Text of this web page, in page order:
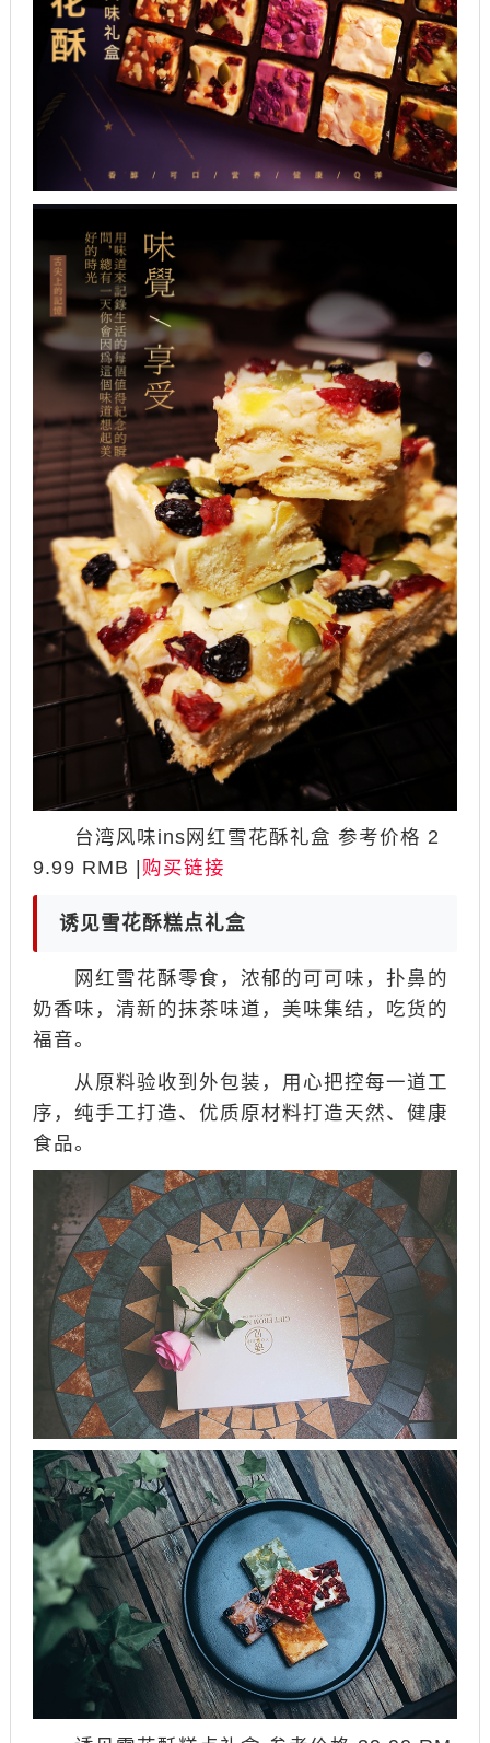
台湾风味ins网红雪花酥礼盒 参考价格 2
9.99 RMB | 购买链接
诱见雪花酥糕点礼盒
网红雪花酥零食，浓郁的可可味，扑鼻的
奶香味，清新的抹茶味道，美味集结，吃货的
福音。
从原料验收到外包装，用心把控每一道工
序，纯手工打造、优质原材料打造天然、健康
食品。